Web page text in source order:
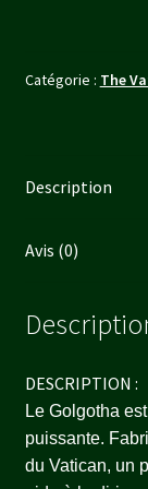
Catégorie : The
Description
Avis (0)
DESCRIPTION :
Le Golgotha
puissante.
du Vatican, un